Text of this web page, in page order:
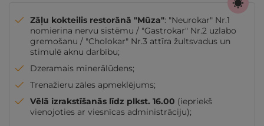
Zāļu kokteilis restorānā "Mūza": "Neurokar" Nr.1
nomierina nervu sistēmu / "Gastrokar" Nr.2 uzlabo
gremošanu / "Cholokar" Nr.3 attīra žultsvadus un
stimulē aknu darbību;
Dzeramais minerālūdens;
Trenažieru zāles apmeklējums;
Vēlā izrakstīšanās līdz plkst. 16.00 (iepriekš
vienojoties ar viesnīcas administrāciju);